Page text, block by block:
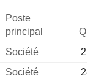
Poste
principal
du Crédit
Société
Société